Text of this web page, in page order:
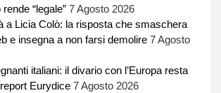
“legale” 7 Agosto 2026
a Licia Colò: la risposta che smaschera
e insegna a non farsi demolire 7 Agosto
italiani: il divario con l’Europa resta
Eurydice 7 Agosto 2026